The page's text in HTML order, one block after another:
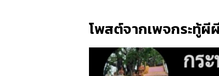
โพสต์จากเพจกระทู้ผี